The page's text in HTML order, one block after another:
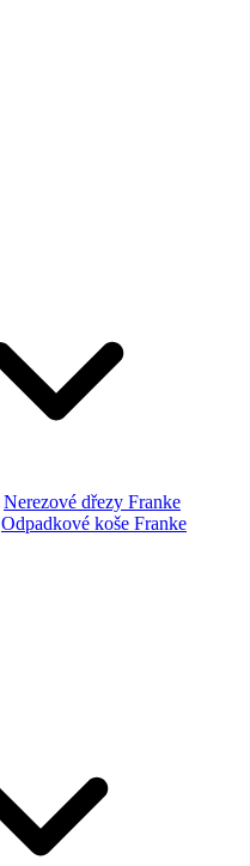
Nerezové dřezy Franke
Odpadkové koše Franke